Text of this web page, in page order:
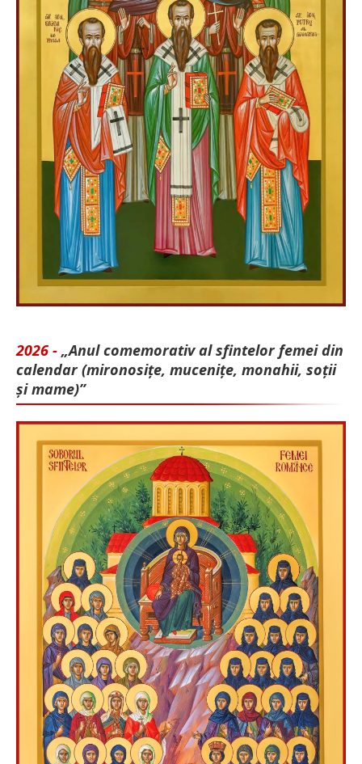
2026 - „Anul comemorativ al sfintelor femei din
calendar (mironosițe, mu­cenițe, monahii, soții
și mame)”